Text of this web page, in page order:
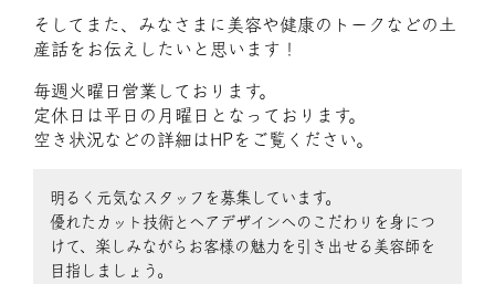
そしてまた、みなさまに美容や健康のトークなどの土
産話をお伝えしたいと思います！
毎週火曜日営業しております。
定休日は平日の月曜日となっております。
空き状況などの詳細はHPをご覧ください。
明るく元気なスタッフを募集しています。
優れたカット技術とヘアデザインへのこだわりを身につ
けて、楽しみながらお客様の魅力を引き出せる美容師を
目指しましょう。